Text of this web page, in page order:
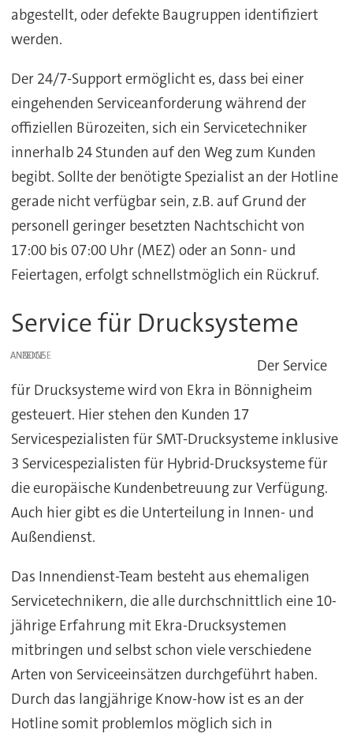
abgestellt, oder defekte Baugruppen identifiziert
werden.
Der 24/7-Support ermöglicht es, dass bei einer
eingehenden Serviceanforderung während der
offiziellen Bürozeiten, sich ein Servicetechniker
innerhalb 24 Stunden auf den Weg zum Kunden
begibt. Sollte der benötigte Spezialist an der Hotline
gerade nicht verfügbar sein, z.B. auf Grund der
personell geringer besetzten Nachtschicht von
17:00 bis 07:00 Uhr (MEZ) oder an Sonn- und
Feiertagen, erfolgt schnellstmöglich ein Rückruf.
Service für Drucksysteme
ANZEIGE
Der Service
für Drucksysteme wird von Ekra in Bönnigheim
gesteuert. Hier stehen den Kunden 17
Servicespezialisten für SMT-Drucksysteme inklusive
3 Servicespezialisten für Hybrid-Drucksysteme für
die europäische Kundenbetreuung zur Verfügung.
Auch hier gibt es die Unterteilung in Innen- und
Außendienst.
Das Innendienst-Team besteht aus ehemaligen
Servicetechnikern, die alle durchschnittlich eine 10-
jährige Erfahrung mit Ekra-Drucksystemen
mitbringen und selbst schon viele verschiedene
Arten von Serviceeinsätzen durchgeführt haben.
Durch das langjährige Know-how ist es an der
Hotline somit problemlos möglich sich in